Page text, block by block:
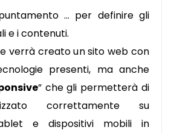
… per definire gli
e i contenuti.
verrà creato un sito web con
presenti, ma anche
” che gli permetterà di
correttamente su
e dispositivi mobili in